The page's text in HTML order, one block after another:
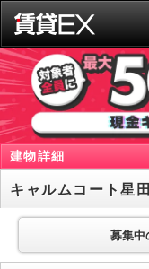
建物詳細
キャルムコート星
募集中